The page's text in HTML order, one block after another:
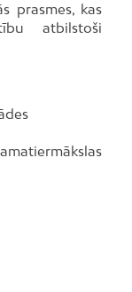
prasmes, kas
atbilstoši